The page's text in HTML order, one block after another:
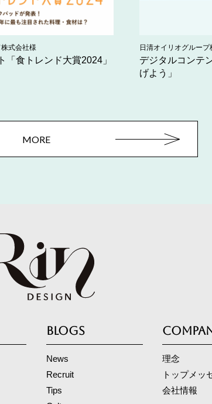
式会社様
「食トレンド大賞2024」
日清オイリオグループ
デジタルコンテ
げよう」
MORE
BLOGS
News
Recruit
Tips
理念
トップメッ
会社情報